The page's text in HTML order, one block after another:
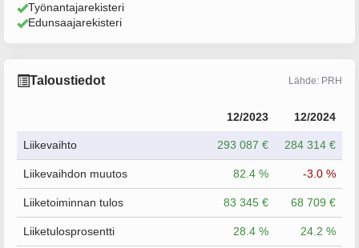
Työnantajarekisteri
Edunsaajarekisteri
Taloustiedot Lähde: PRH
12/2023 12/2024
Liikevaihto 293 087 € 284 314 €
Liikevaihdon muutos 82.4 % -3.0 %
Liiketoiminnan tulos 83 345 € 68 709 €
Liiketulosprosentti 28.4 % 24.2 %